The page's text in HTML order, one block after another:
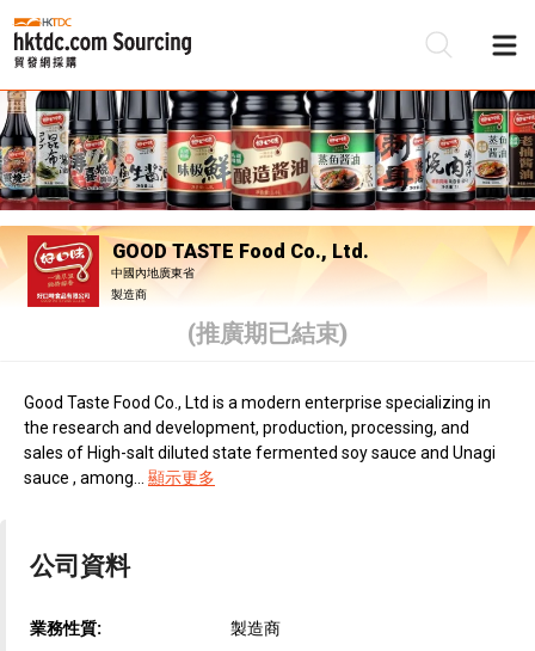
GOOD TASTE Food Co., Ltd.
中國內地廣東省
製造商
(推廣期已結束)
Good Taste Food Co., Ltd is a modern enterprise specializing in
the research and development, production, processing, and
sales of High-salt diluted state fermented soy sauce and Unagi
sauce , among...
顯示更多
公司資料
業務性質: 製造商